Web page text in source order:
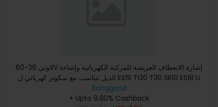
لاوتي 36-60V إشارة الانعطاف العريضة للمركبة الكهربائية وإضاءة
الذيل تتناسب مع سكوتر كهربائي ل ES19 TI30 T30 SR10 ES18 Li
Banggood
+ Upto 9.80% Cashback